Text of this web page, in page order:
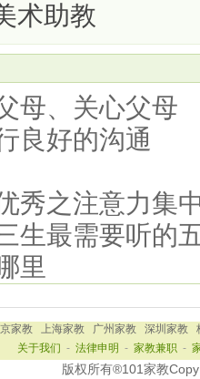
术助教
母、关心父母
良好的沟通
秀之注意力集
生最需要听的
里
家教 上海家教 广州家教 深圳家教
关于我们 - 法律申明 - 家教兼职 -
版权所有®101家教